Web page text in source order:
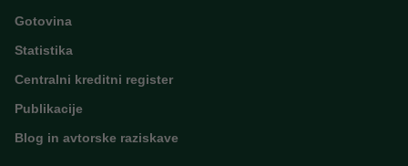
Gotovina
Statistika
Centralni kreditni register
Publikacije
Blog in avtorske raziskave